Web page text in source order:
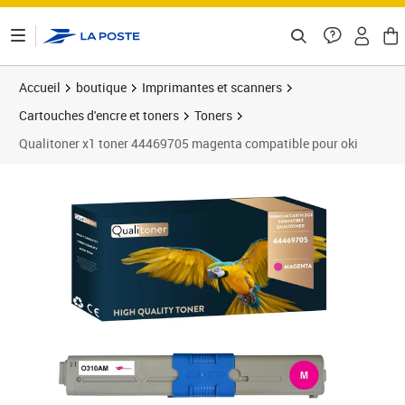
Accueil boutique
Imprimantes et scanners
Cartouches d'encre et toners
Toners
Qualitoner x1 toner 44469705 magenta compatible pour oki